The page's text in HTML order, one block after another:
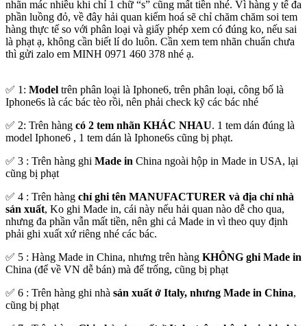
nhãn mác nhiều khi chỉ 1 chữ “s” cũng mất tiền nhé. Vì hàng y tế đa
phần luồng đỏ, về đây hải quan kiểm hoá sẽ chỉ chăm chăm soi tem
hàng thực tế so với phân loại và giấy phép xem có đúng ko, nếu sai
là phạt ạ, không cần biết lí do luôn. Cần xem tem nhãn chuẩn chưa
thì gửi zalo em MINH 0971 460 378 nhé ạ.
✅ 1: Model trên phân loại là Iphone6, trên phân loại, công bố là
Iphone6s là các bác tèo rồi, nên phải check kỹ các bác nhé
✅ 2: Trên hàng có 2 tem nhãn KHÁC NHAU. 1 tem dán đúng là
model Iphone6 , 1 tem dán là Iphone6s cũng bị phạt.
✅ 3 : Trên hàng ghi Made in China ngoài hộp in Made in USA, lại
cũng bị phạt
✅ 4 : Trên hàng chỉ ghi tên MANUFACTURER và địa chỉ nhà
sản xuất, Ko ghi Made in, cái này nếu hải quan nào dễ cho qua,
nhưng đa phần vẫn mất tiền, nên ghi cả Made in vì theo quy định
phải ghi xuất xứ riêng nhé các bác.
✅ 5 : Hàng Made in China, nhưng trên hàng KHÔNG ghi Made in
China (để về VN dễ bán) mà để trống, cũng bị phạt
✅ 6 : Trên hàng ghi nhà sản xuất ở Italy, nhưng Made in China,
cũng bị phạt